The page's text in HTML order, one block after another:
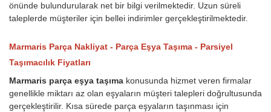
önünde bulundurularak net bir bilgi verilmektedir. Uzun süreli
taleplerde müşteriler için bellei indirimler gerçekleştirilmektedir.
Marmaris Parça Nakliyat - Parça Eşya Taşıma - Parsiyel
Taşımacılık Fiyatları
Marmaris parça eşya taşıma konusunda hizmet veren firmalar
genellikle miktarı az olan eşyaların müşteri talepleri doğrultusunda
gerçekleştirilir. Kısa sürede parça eşyaların taşınması için